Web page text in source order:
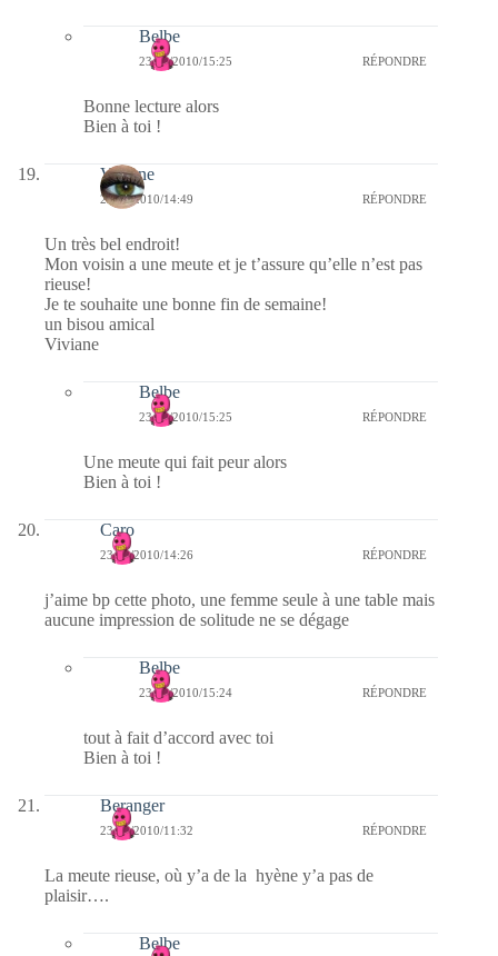
Belbe
23/01/2010/15:25 RÉPONDRE
Bonne lecture alors
Bien à toi !
Viviane
23/01/2010/14:49 RÉPONDRE
Un très bel endroit!
Mon voisin a une meute et je t’assure qu’elle n’est pas
rieuse!
Je te souhaite une bonne fin de semaine!
un bisou amical
Viviane
Belbe
23/01/2010/15:25 RÉPONDRE
Une meute qui fait peur alors
Bien à toi !
Caro
23/01/2010/14:26 RÉPONDRE
j’aime bp cette photo, une femme seule à une table mais
aucune impression de solitude ne se dégage
Belbe
23/01/2010/15:24 RÉPONDRE
tout à fait d’accord avec toi
Bien à toi !
Beranger
23/01/2010/11:32 RÉPONDRE
La meute rieuse, où y’a de la hyène y’a pas de
plaisir….
Belbe